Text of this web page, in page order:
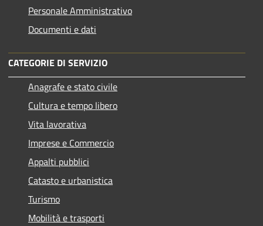
Personale Amministrativo
Documenti e dati
CATEGORIE DI SERVIZIO
Anagrafe e stato civile
Cultura e tempo libero
Vita lavorativa
Imprese e Commercio
Appalti pubblici
Catasto e urbanistica
Turismo
Mobilità e trasporti